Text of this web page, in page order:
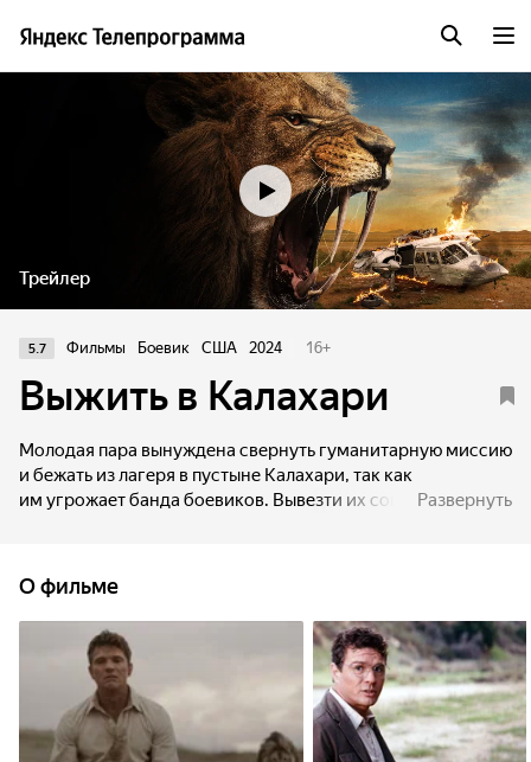
Трейлер
5.7 Фильмы Боевик США 2024 16+
Выжить в Калахари
Молодая пара вынуждена свернуть гуманитарную миссию
и бежать из лагеря в пустыне Калахари, так как
им угрожает банда боевиков. Вывезти их соглашается
сражаться не только с людьми, но и с гиенами,
леопардами и львами.
Развернуть
О фильме